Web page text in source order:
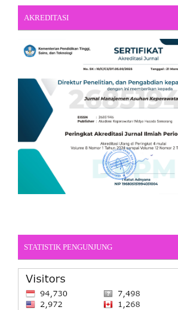
AKREDITASI
STATISTIK PENGUNJUNG